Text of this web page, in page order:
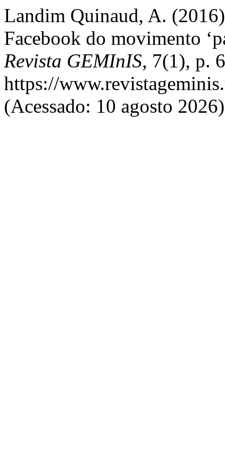
Landim Quinaud, A.
Facebook do movimento
Revista GEMInIS, 7(1), p.
https://
(Acessado: 10 agosto